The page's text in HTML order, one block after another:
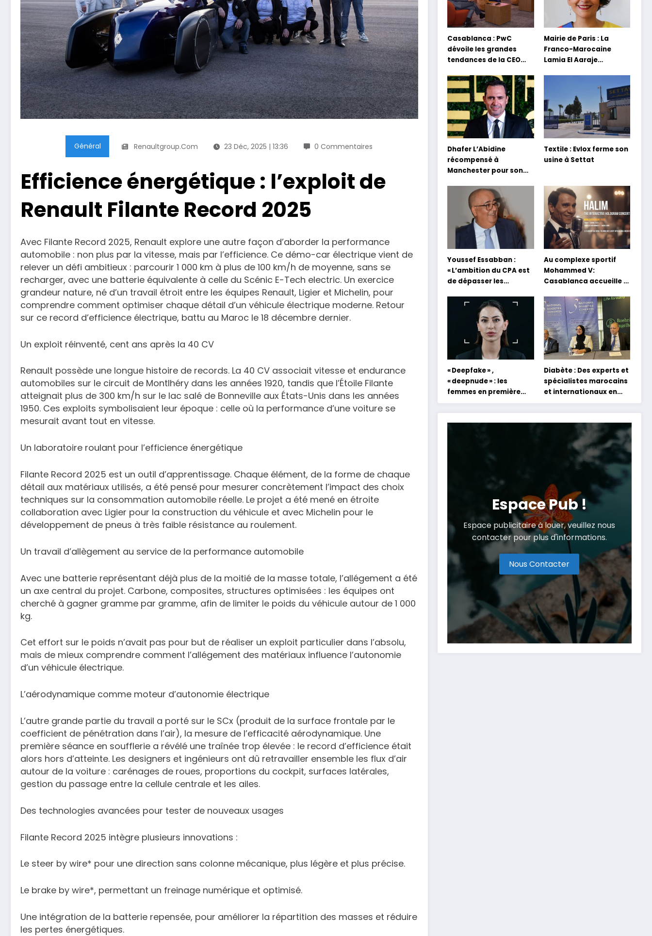
Général Renaultgroup.com 23 Déc, 2025 | 13:36 0 Commentaires
Efficience énergétique : l’exploit de
Renault Filante Record 2025
Avec Filante Record 2025, Renault explore une autre façon d’aborder la performance
automobile : non plus par la vitesse, mais par l’efficience. Ce démo-car électrique vient de
relever un défi ambitieux : parcourir 1 000 km à plus de 100 km/h de moyenne, sans se
recharger, avec une batterie équivalente à celle du Scénic E-Tech electric. Un exercice
grandeur nature, né d’un travail étroit entre les équipes Renault, Ligier et Michelin, pour
comprendre comment optimiser chaque détail d’un véhicule électrique moderne. Retour
sur ce record d’efficience électrique, battu au Maroc le 18 décembre dernier.
Un exploit réinventé, cent ans après la 40 CV
Renault possède une longue histoire de records. La 40 CV associait vitesse et endurance
automobiles sur le circuit de Montlhéry dans les années 1920, tandis que l’Étoile Filante
atteignait plus de 300 km/h sur le lac salé de Bonneville aux États-Unis dans les années
1950. Ces exploits symbolisaient leur époque : celle où la performance d’une voiture se
mesurait avant tout en vitesse.
Un laboratoire roulant pour l’efficience énergétique
Filante Record 2025 est un outil d’apprentissage. Chaque élément, de la forme de chaque
détail aux matériaux utilisés, a été pensé pour mesurer concrètement l’impact des choix
techniques sur la consommation automobile réelle. Le projet a été mené en étroite
collaboration avec Ligier pour la construction du véhicule et avec Michelin pour le
développement de pneus à très faible résistance au roulement.
Un travail d’allègement au service de la performance automobile
Avec une batterie représentant déjà plus de la moitié de la masse totale, l’allégement a été
un axe central du projet. Carbone, composites, structures optimisées : les équipes ont
cherché à gagner gramme par gramme, afin de limiter le poids du véhicule autour de 1 000
kg.
Cet effort sur le poids n’avait pas pour but de réaliser un exploit particulier dans l’absolu,
mais de mieux comprendre comment l’allégement des matériaux influence l’autonomie
d’un véhicule électrique.
L’aérodynamique comme moteur d’autonomie électrique
L’autre grande partie du travail a porté sur le SCx (produit de la surface frontale par le
coefficient de pénétration dans l’air), la mesure de l’efficacité aérodynamique. Une
première séance en soufflerie a révélé une traînée trop élevée : le record d’efficience était
alors hors d’atteinte. Les designers et ingénieurs ont dû retravailler ensemble les flux d’air
autour de la voiture : carénages de roues, proportions du cockpit, surfaces latérales,
gestion du passage entre la cellule centrale et les ailes.
Des technologies avancées pour tester de nouveaux usages
Filante Record 2025 intègre plusieurs innovations :
Le steer by wire* pour une direction sans colonne mécanique, plus légère et plus précise.
Le brake by wire*, permettant un freinage numérique et optimisé.
Une intégration de la batterie repensée, pour améliorer la répartition des masses et réduire
les pertes énergétiques.
Casablanca : PwC
dévoile les grandes
tendances de la CEO
Mairie de Paris : La
Franco-Marocaine
Lamia El Aaraje
Dhafer L’Abidine
récompensé à
Manchester pour son
Textile : Evlox ferme son
usine à Settat
Youssef Essabban :
« L’ambition du CPA est
de dépasser les
et académiques de
formation en
s’appuyant sur le
partage des
expériences »
Au complexe sportif
Mohammed V:
Casablanca accueille la
concert holographique
d’Abdel Halim Hafez
« Deepfake » ,
« deepnude » : les
femmes en première
ligne face aux dangers
de l’intelligence
artificielle
Diabète : Des experts et
spécialistes marocains
et internationaux en
conclave à Tanger
Espace Pub !
Espace publicitaire à louer, veuillez nous
contacter pour plus d'informations.
Nous Contacter